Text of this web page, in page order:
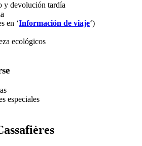
y devolución tardía
en ‘Información de viaje‘)
ecológicos
especiales